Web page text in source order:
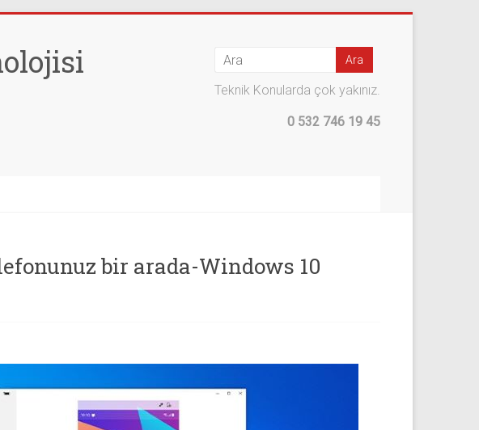
Teknik Konularda çok yakınız.
0 532 746 19 45
bir arada-Windows 10